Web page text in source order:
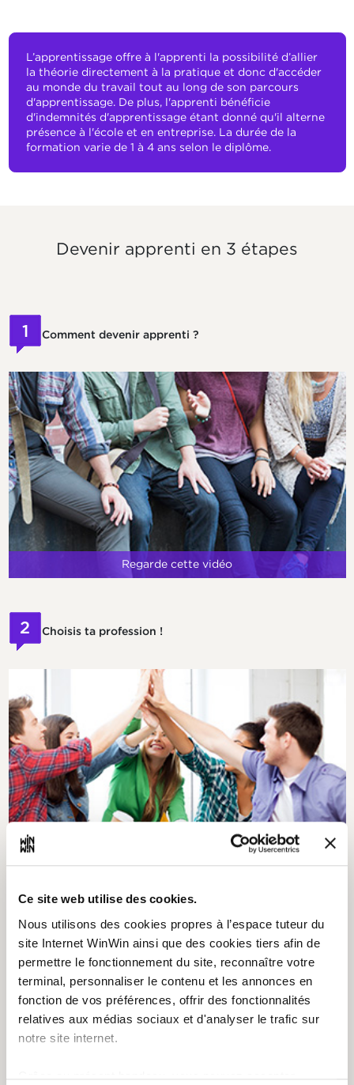
Ce site web utilise des cookies.
Nous utilisons des cookies propres à l’espace tuteur du
site Internet WinWin ainsi que des cookies tiers afin de
permettre le fonctionnement du site, reconnaître votre
terminal, personnaliser le contenu et les annonces en
fonction de vos préférences, offrir des fonctionnalités
relatives aux médias sociaux et d'analyser le trafic sur
notre site internet.
L’apprentissage offre à l'apprenti la possibilité d’allier
la théorie directement à la pratique et donc d'accéder
au monde du travail tout au long de son parcours
d'apprentissage. De plus, l'apprenti bénéficie
d'indemnités d'apprentissage étant donné qu'il alterne
présence à l'école et en entreprise. La durée de la
formation varie de 1 à 4 ans selon le diplôme.
Devenir apprenti en 3 étapes
1 Comment devenir apprenti ?
Regarde cette vidéo
2 Choisis ta profession !
3 Inscris-toi au TalentCheck et découvre tes talents !